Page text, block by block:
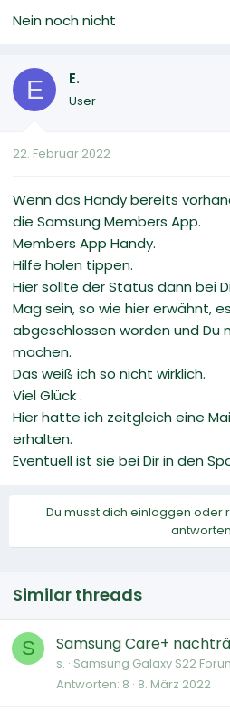
Nein noch nicht
E E.
User
22. Februar 2022
Wenn das Handy bereits
die Samsung Members App.
Members App Handy.
Hilfe holen tippen.
Hier sollte der Status dann bei
Mag sein, so wie hier erwähnt,
abgeschlossen worden und
machen.
Das weiß ich so nicht wirklich.
Viel Glück .
Hier hatte ich zeitgleich eine
erhalten.
Eventuell ist sie bei Dir in den
Du musst dich einloggen oder
Similar threads
S Samsung Care+
s. Samsung Galaxy S22
Antworten 8 8. März 2022